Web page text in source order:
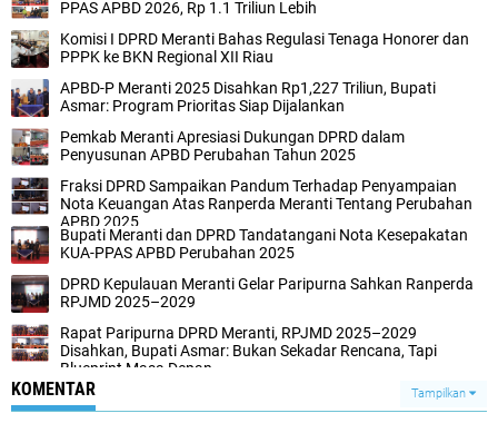
PPAS APBD 2026, Rp 1.1 Triliun Lebih
Komisi I DPRD Meranti Bahas Regulasi Tenaga Honorer dan
PPPK ke BKN Regional XII Riau
APBD-P Meranti 2025 Disahkan Rp1,227 Triliun, Bupati
Asmar: Program Prioritas Siap Dijalankan
Pemkab Meranti Apresiasi Dukungan DPRD dalam
Penyusunan APBD Perubahan Tahun 2025
Fraksi DPRD Sampaikan Pandum Terhadap Penyampaian
Nota Keuangan Atas Ranperda Meranti Tentang Perubahan
APBD 2025
Bupati Meranti dan DPRD Tandatangani Nota Kesepakatan
KUA-PPAS APBD Perubahan 2025
DPRD Kepulauan Meranti Gelar Paripurna Sahkan Ranperda
RPJMD 2025–2029
Rapat Paripurna DPRD Meranti, RPJMD 2025–2029
Disahkan, Bupati Asmar: Bukan Sekadar Rencana, Tapi
Blueprint Masa Depan
KOMENTAR Tampilkan